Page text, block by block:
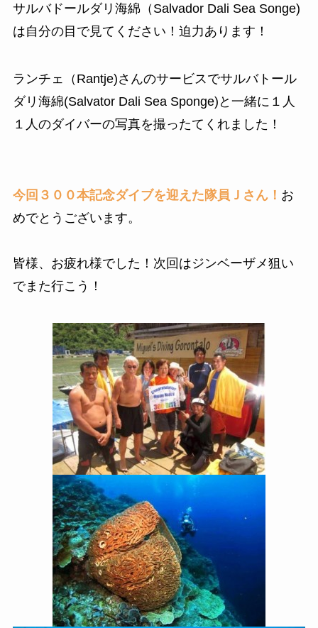
サルバドールダリ海綿（Salvador Dali Sea Songe)
は自分の目で見てください！迫力あります！
ランチェ（Rantje)さんのサービスでサルバトール
ダリ海綿(Salvator Dali Sea Sponge)と一緒に１人
１人のダイバーの写真を撮ったてくれました！
今回３００本記念ダイブを迎えた隊員Ｊさん！ お
めでとうございます。
皆様、お疲れ様でした！次回はジンベーザメ狙い
でまた行こう！